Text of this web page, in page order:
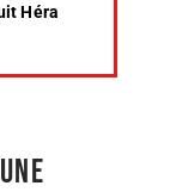
Héra